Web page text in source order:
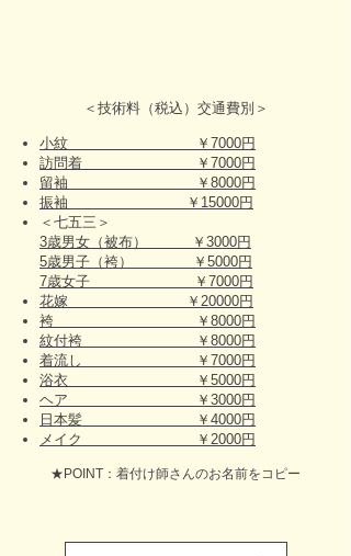
＜技術料（税込）交通費別＞
小紋 ￥7000円
訪問着 ￥7000円
留袖 ￥8000円
振袖 ￥15000円
＜七五三＞
3歳男女（被布） ￥3000円
5歳男子（袴） ￥5000円
7歳女子 ￥7000円
花嫁 ￥20000円
袴 ￥8000円
紋付袴 ￥8000円
着流し ￥7000円
浴衣 ￥5000円
ヘア ￥3000円
日本髪 ￥4000円
メイク ￥2000円
★POINT：着付け師さんのお名前をコピー